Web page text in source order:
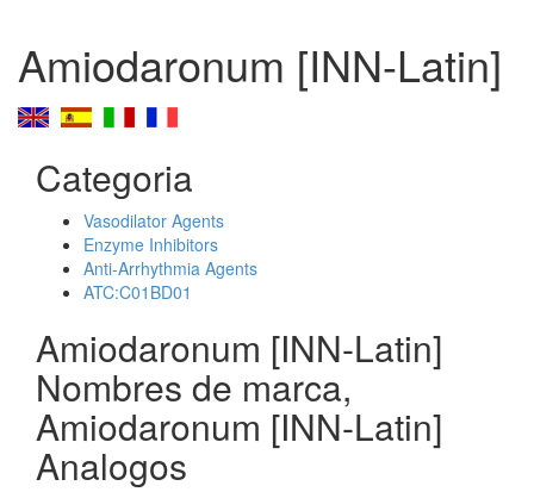
Amiodaronum [INN-Latin]
Categoria
Vasodilator Agents
Enzyme Inhibitors
Anti-Arrhythmia Agents
ATC:C01BD01
Amiodaronum [INN-Latin]
Nombres de marca,
Amiodaronum [INN-Latin]
Analogos